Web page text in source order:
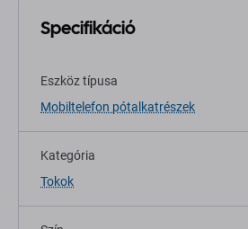
Specifikáció
Eszköz típusa
Mobiltelefon pótalkatrészek
Kategória
Tokok